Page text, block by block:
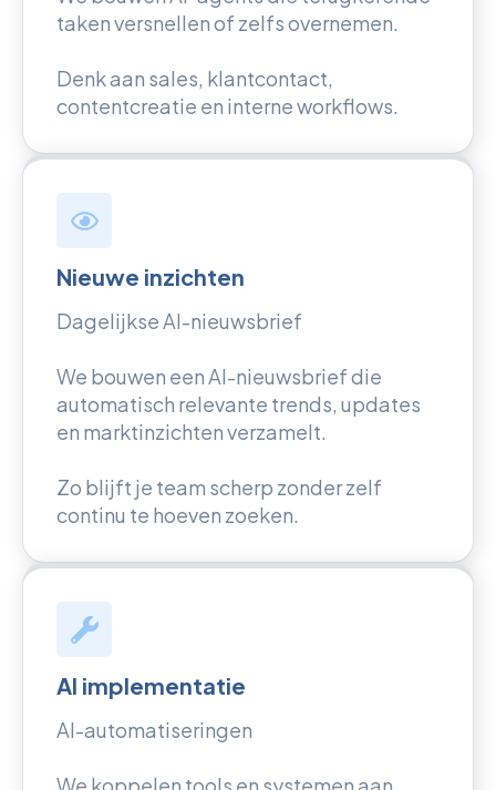
taken versnellen of zelfs overnemen.
Denk aan sales, klantcontact,
contentcreatie en interne workflows.
Nieuwe inzichten
Dagelijkse AI-nieuwsbrief
We bouwen een AI-nieuwsbrief die
automatisch relevante trends, updates
en marktinzichten verzamelt.
Zo blijft je team scherp zonder zelf
continu te hoeven zoeken.
AI implementatie
AI-automatiseringen